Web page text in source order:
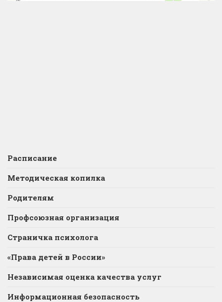
Расписание
Методическая копилка
Родителям
Профсоюзная организация
Страничка психолога
«Права детей в России»
Независимая оценка качества услуг
Информационная безопасность